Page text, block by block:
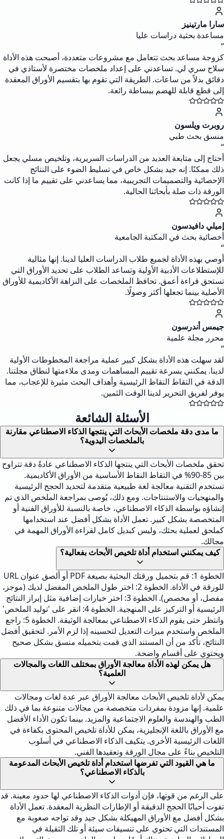
سارا مارتينيز
مساعدة بحثية دراسات عليا
“
كزوجة مساعد بحث تتعامل مع مشروعات متعددة، أصبحت هذه الأداة
سلاح سري لي. تساعدني على إعداد ملخصات مختصرة لأستاذي في
دقائق بدلاً من ساعات. الطريقة التي تقوم بها بتقسيم الأوراق المعقدة
إلى قطع قابلة للهضم ببساطة رائعة.
روبرت ويلسون
منسق بحث طبي
“
أحتاج إلى متابعة العديد من الدراسات السريرية، وتلخيص مسلي يجعل
ذلك ممكنًا. إنه جيد بشكل خاص في تسليط الضوء على النتائج
الإحصائية والتصميمات التجريبية، مما يساعدني على تقييم ما إذا كانت
الورقة ذات صلة بأبحاثنا الحالية.
إميلي دافيدسون
أخصائية بحث في المكتبة الجامعية
“
أوصي بهذه الأداة لجميع طلاب الدراسات العليا لدينا. إنها مثالية
للإستطلاعات الأدبية الأولية وتساعد الطلاب على تحديد الأوراق التي
تستحق قراءة أعمق. تحافظ الملخصات على النزاهة الأكاديمية للأوراق
الأصلية بينما تجعلها أكثر وصولًا.
جيمس أندرسون
محرر مجلة علمية
“
لقد سهلت هذه الأداة بشكل كبير عملية مراجعة المخطوطات الأولية
لدينا. يمكنني بسرعة تقييم المساهمات ومدى ملاءمتها لنطاق مجلتنا.
الدقة في التقاط النقاط الرئيسية وأهداف البحث مثيرة للإعجاب، مما
يوفر لفريق التحرير لدينا الوقت الثمين.
الأسئلة الشائعة
ما مدى دقة ملخصات الأبحاث التي ينتجها الذكاء الاصطناعي مقارنة
بالملخصات اليدوية؟
تحقق ملخصات الأبحاث التي ينتجها الذكاء الاصطناعي عادةً دقة تتراوح
بين 85-90% في التقاط النقاط الأساسية من الأوراق الأكاديمية.
تستخدم التقنية معالجة لغة طبيعية متقدمة لتحديد الحجج الرئيسية
والمنهجيات والاستنتاجات. ومع ذلك، يُوصى بمراجعة الملخص الذي تم
إنشاؤه بواسطة الذكاء الاصطناعي، خاصة بالنسبة للأوراق الفنية أو
المتخصصة بشكل كبير. تعمل الأداة بشكل أفضل عند استخدامها
كملحق لعملية بحثك، وليس كبديل كامل لقراءة الأوراق المهمة في
مجالك.
كيف يمكنني استخدام أداة تلخيص الأبحاث بفعالية؟
الخطوة 1: قم بتحميل ورقتك البحثية بصيغة PDF أو ألصق عنوان URL
للورقة في الأداة. الخطوة 2: اختر طول الملخص المفضل لديك (موجز،
مفصل، أو مخصص). الخطوة 3: اختر خيارات إضافية مثل إبراز النتائج
الرئيسية أو التركيز على المنهجية. الخطوة 4: انقر على 'توليد الملخص'
وانتظر حتى يقوم الذكاء الاصطناعي بمعالجة الوثيقة. الخطوة 5: راجع
الملخص واستخدم ميزات التعديل لتحسينه إذا لزم الأمر. لتحقيق أفضل
النتائج، تأكد من أن المستند الذي قمت بتحميله منسق بشكل صحيح
ويحتوي على أقسام واضحة.
هل يمكن لهذه الأداة معالجة الأوراق بمختلف اللغات والمجالات
العلمية؟
يمكن لأداة تلخيص الأبحاث معالجة الأوراق عبر عدة لغات ومجالات
علمية. إنها مزودة بمفردات متخصصة من مجالات متنوعة بما في ذلك
الطب والهندسة والعلوم الاجتماعية والمزيد. بينما تكون الأداء الأفضل
مع الأوراق باللغة الإنجليزية، يمكن للأداة تلخيص المحتوى بكفاءة في
اللغات الرئيسية الأخرى. يتكيف الذكاء الاصطناعي في أسلوب
التلخيص بناءً على مجال الورقة وتعقيدها الفني.
ما هي القيود التي تفرضها استخدام أداة تلخيص الأبحاث المدعومة
بالذكاء الاصطناعي؟
على الرغم من قوتها، فإن أدوات الذكاء الاصطناعي لها حدود معينة. قد
تفوت أحيانًا الحجج الدقيقة أو الإطارات النظرية المعقدة. تعمل الأداة
بشكل أفضل مع الأوراق المهيكلة بشكل جيد وقد تواجه صعوبة مع
المستندات التي تحتوي على تنسيقات سيئة أو تلك الثقيلة في